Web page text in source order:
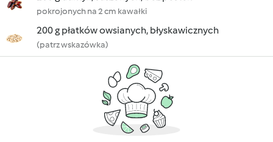
pokrojonych na 2 cm kawałki
200 g płatków owsianych, błyskawicznych
(patrz wskazówka)